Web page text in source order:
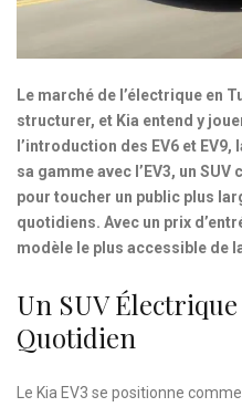
Le marché de l’électrique en
structurer, et Kia entend y
l’introduction des EV6 et
sa gamme avec l’EV3, un
pour toucher un public plus
quotidiens. Avec un prix
modèle le plus accessible de
Un SUV
Quotidien
Le Kia EV3 se positionne